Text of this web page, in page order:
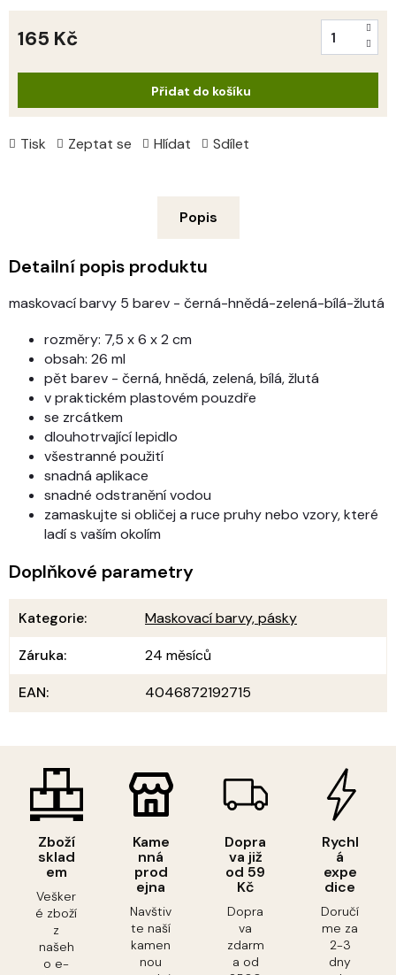
Tisk Zeptat se Hlídat Sdílet
165 Kč
Přidat do košíku
Zboží
sklad
em
Vešker
é zboží
z
našeh
o e-
Kame
nná
prod
ejna
Navštiv
te naší
kamen
nou
Dopra
va již
od 59
Kč
Dopra
va
zdarm
a od
Rychl
á
expe
dice
Doručí
me za
2-3
dny
Popis
Detailní popis produktu
maskovací barvy 5 barev - černá-hnědá-zelená-bílá-žlutá
rozměry: 7,5 x 6 x 2 cm
obsah: 26 ml
pět barev - černá, hnědá, zelená, bílá, žlutá
v praktickém plastovém pouzdře
se zrcátkem
dlouhotrvající lepidlo
všestranné použití
snadná aplikace
snadné odstranění vodou
zamaskujte si obličej a ruce pruhy nebo vzory, které
ladí s vaším okolím
Doplňkové parametry
Kategorie:
Maskovací barvy, pásky
Záruka:
24 měsíců
EAN: 4046872192715